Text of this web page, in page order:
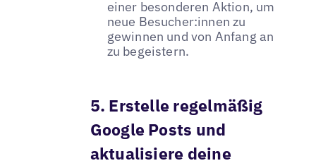
einer besonderen Aktion, um
neue Besucher:innen zu
gewinnen und von Anfang an
zu begeistern.
5. Erstelle regelmäßig
Google Posts und
aktualisiere deine